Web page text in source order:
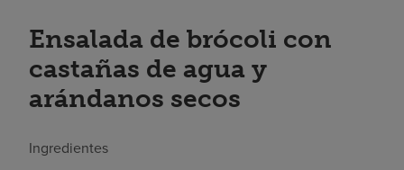
Ensalada de brócoli con
castañas de agua y
arándanos secos
Ingredientes